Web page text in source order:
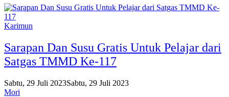
Karimun
Sarapan Dan Susu Gratis Untuk Pelajar dari
Satgas TMMD Ke-117
Sabtu, 29 Juli 2023Sabtu, 29 Juli 2023
Mori